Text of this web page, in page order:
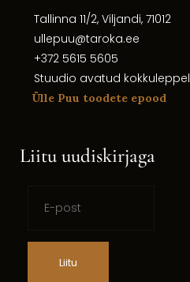
Tallinna 11/2, Viljandi, 71012
ullepuu@taroka.ee
+372 5615 5605
Stuudio avatud kokkuleppel
Ülle Puu toodete epood
Liitu uudiskirjaga
Liitu